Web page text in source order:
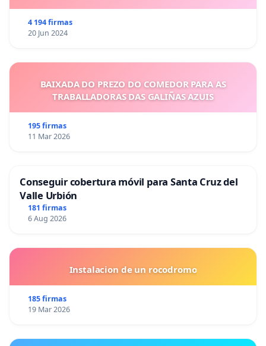
4 194 firmas
20 Jun 2024
BAIXADA DO PREZO DO COMEDOR PARA AS
TRABALLADORAS DAS GALIÑAS AZUIS
195 firmas
11 Mar 2026
Conseguir cobertura móvil para Santa Cruz del
Valle Urbión
181 firmas
6 Aug 2026
Instalacion de un rocodromo
185 firmas
19 Mar 2026